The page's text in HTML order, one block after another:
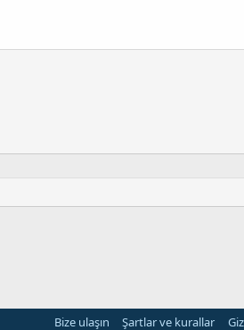
Bize ulaşın Şartlar ve kurallar